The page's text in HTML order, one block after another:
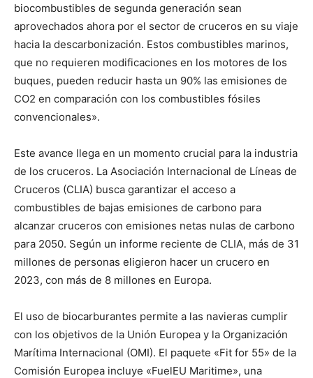
biocombustibles de segunda generación sean
aprovechados ahora por el sector de cruceros en su viaje
hacia la descarbonización. Estos combustibles marinos,
que no requieren modificaciones en los motores de los
buques, pueden reducir hasta un 90% las emisiones de
CO2 en comparación con los combustibles fósiles
convencionales».
Este avance llega en un momento crucial para la industria
de los cruceros. La Asociación Internacional de Líneas de
Cruceros (CLIA) busca garantizar el acceso a
combustibles de bajas emisiones de carbono para
alcanzar cruceros con emisiones netas nulas de carbono
para 2050. Según un informe reciente de CLIA, más de 31
millones de personas eligieron hacer un crucero en
2023, con más de 8 millones en Europa.
El uso de biocarburantes permite a las navieras cumplir
con los objetivos de la Unión Europea y la Organización
Marítima Internacional (OMI). El paquete «Fit for 55» de la
Comisión Europea incluye «FuelEU Maritime», una